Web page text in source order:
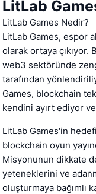
LitLab
LitLab Games Nedir?
LitLab Games, espor
olarak ortaya
web3 sektöründe
tarafından
Games, blockchain
kendini ayırt ediyor
LitLab Games'in
blockchain oyun
Misyonunun dikkate
yeteneklerini ve
oluşturmaya bağımlı